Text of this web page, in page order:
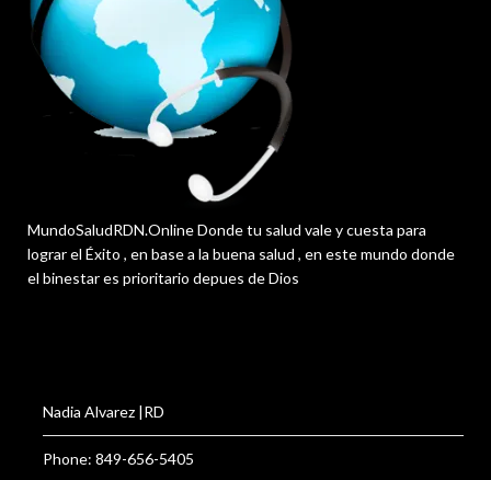
MundoSaludRDN.Online Donde tu salud vale y cuesta para
lograr el Éxito , en base a la buena salud , en este mundo donde
el binestar es prioritario depues de Dios
Nadia Alvarez |RD
Phone: 849-656-5405